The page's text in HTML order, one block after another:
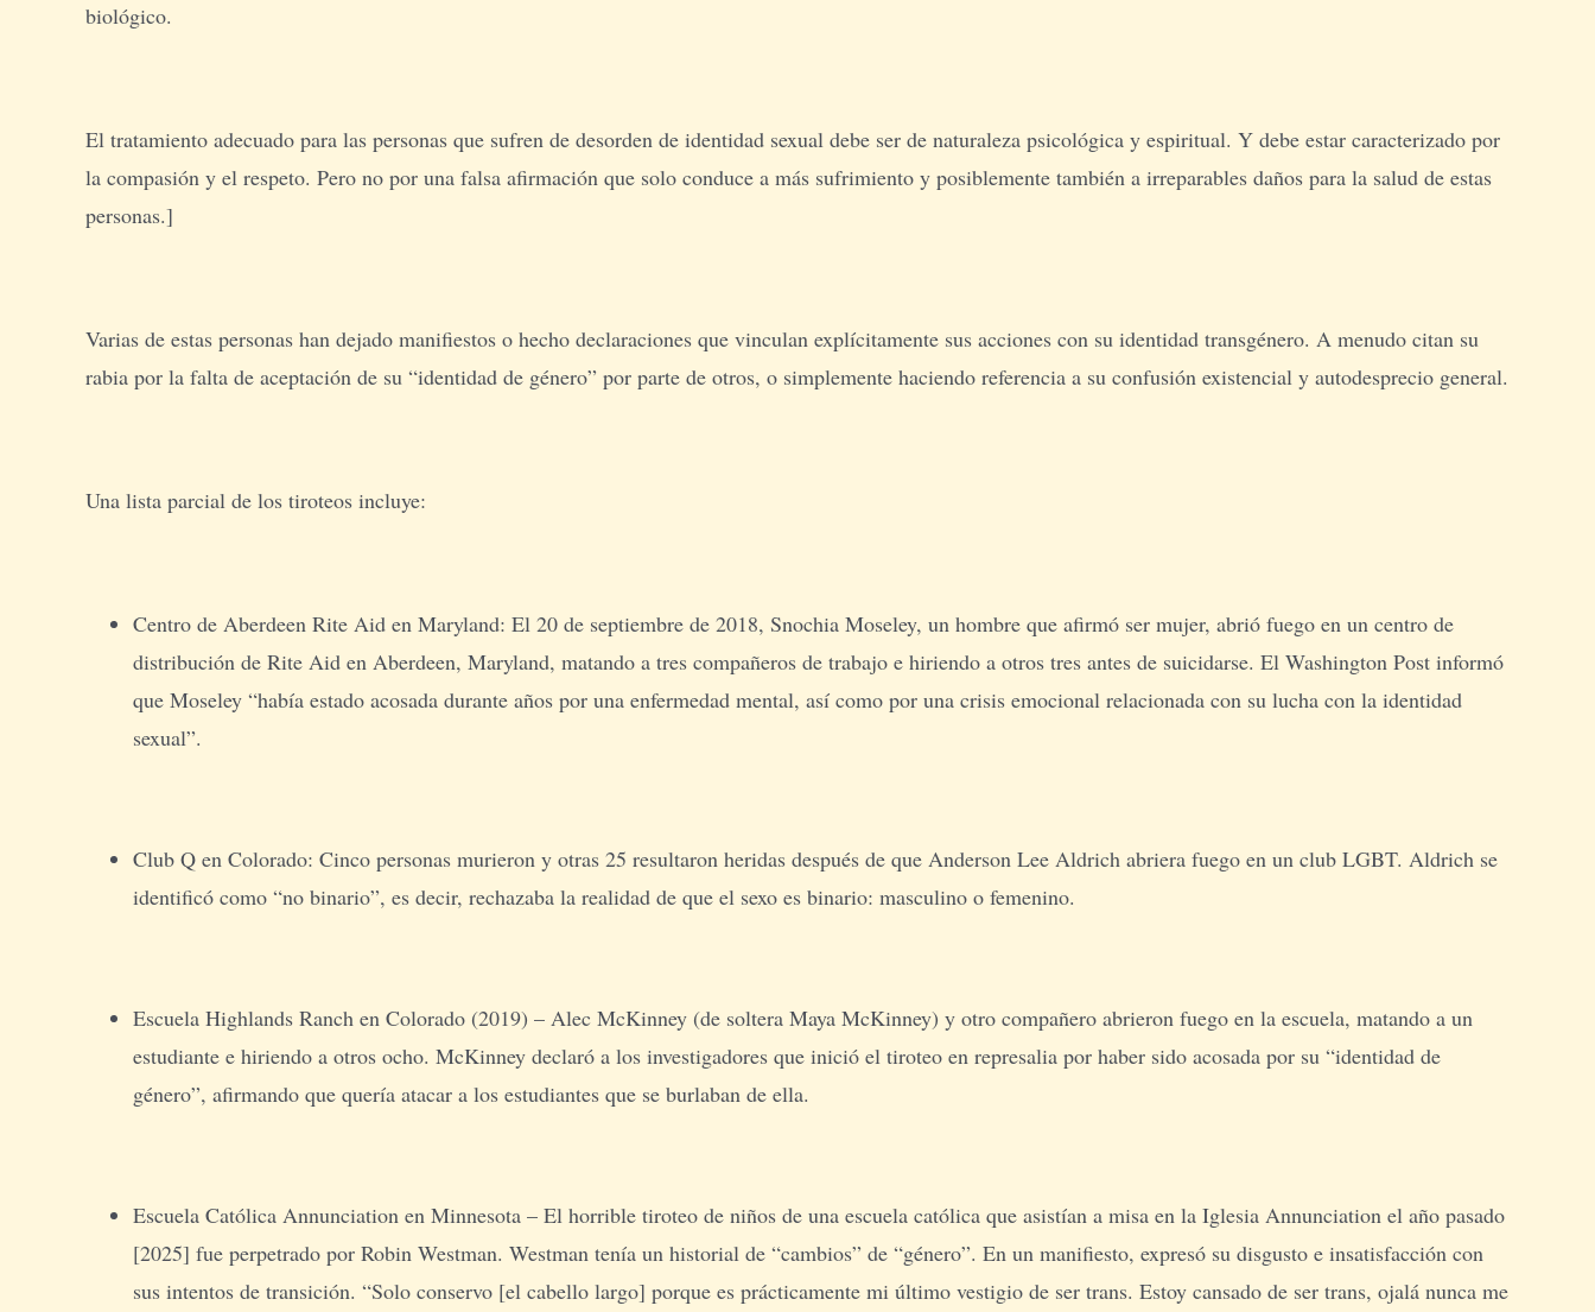
biológico.
El tratamiento adecuado para las personas que sufren de desorden de identidad sexual debe ser de naturaleza psicológica y espiritual. Y debe estar caracterizado por
la compasión y el respeto. Pero no por una falsa afirmación que solo conduce a más sufrimiento y posiblemente también a irreparables daños para la salud de estas
personas.]
Varias de estas personas han dejado manifiestos o hecho declaraciones que vinculan explícitamente sus acciones con su identidad transgénero. A menudo citan su
rabia por la falta de aceptación de su “identidad de género” por parte de otros, o simplemente haciendo referencia a su confusión existencial y autodesprecio general.
Una lista parcial de los tiroteos incluye:
Centro de Aberdeen Rite Aid en Maryland: El 20 de septiembre de 2018, Snochia Moseley, un hombre que afirmó ser mujer, abrió fuego en un centro de
distribución de Rite Aid en Aberdeen, Maryland, matando a tres compañeros de trabajo e hiriendo a otros tres antes de suicidarse. El Washington Post informó
que Moseley “había estado acosada durante años por una enfermedad mental, así como por una crisis emocional relacionada con su lucha con la identidad
sexual”.
Club Q en Colorado: Cinco personas murieron y otras 25 resultaron heridas después de que Anderson Lee Aldrich abriera fuego en un club LGBT. Aldrich se
identificó como “no binario”, es decir, rechazaba la realidad de que el sexo es binario: masculino o femenino.
Escuela Highlands Ranch en Colorado (2019) – Alec McKinney (de soltera Maya McKinney) y otro compañero abrieron fuego en la escuela, matando a un
estudiante e hiriendo a otros ocho. McKinney declaró a los investigadores que inició el tiroteo en represalia por haber sido acosada por su “identidad de
género”, afirmando que quería atacar a los estudiantes que se burlaban de ella.
Escuela Católica Annunciation en Minnesota – El horrible tiroteo de niños de una escuela católica que asistían a misa en la Iglesia Annunciation el año pasado
[2025] fue perpetrado por Robin Westman. Westman tenía un historial de “cambios” de “género”. En un manifiesto, expresó su disgusto e insatisfacción con
sus intentos de transición. “Solo conservo [el cabello largo] porque es prácticamente mi último vestigio de ser trans. Estoy cansado de ser trans, ojalá nunca me